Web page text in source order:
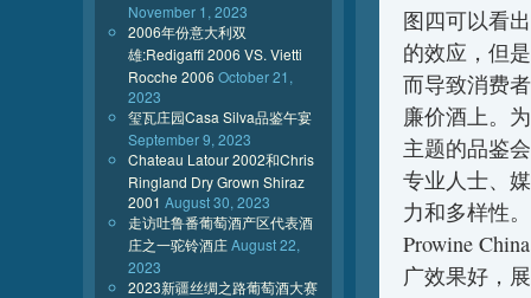
图四可以看
的效应，但
而导致消费
廉价酒上。
主题的品鉴
专业人士、
力和多样性
Prowine
广效果好，
November 1, 2023
2006年份意大利双
雄:Redigaffi 2006 VS. Vietti
Rocche 2006 October 21,
2023
玺瓦庄园Casa Silva品鉴午宴
September 9, 2023
Chateau Latour 2002和Chris
Ringland Dry Grown Shiraz
2001 August 30, 2023
走访吐鲁番葡萄酒产区代表酒
庄之一驼铃酒庄August 22,
2023
2023新疆丝绸之路葡萄酒大赛